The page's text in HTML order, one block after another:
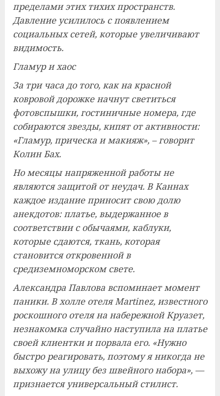
пределами этих тихих пространств.
Давление усилилось с появлением
социальных сетей, которые увеличивают
видимость.
Гламур и хаос
За три часа до того, как на красной
ковровой дорожке начнут светиться
фотовспышки, гостиничные номера, где
собираются звезды, кипят от активности:
«Гламур, прическа и макияж», – говорит
Колин Бах.
Но месяцы напряженной работы не
являются защитой от неудач. В Каннах
каждое издание приносит свою долю
анекдотов: платье, выдержанное в
соответствии с обычаями, каблуки,
которые сдаются, ткань, которая
становится откровенной в
средиземноморском свете.
Александра Павлова вспоминает момент
паники. В холле отеля Martinez, известного
роскошного отеля на набережной Круазет,
незнакомка случайно наступила на платье
своей клиентки и порвала его. «Нужно
быстро реагировать, поэтому я никогда не
выхожу на улицу без швейного набора», —
признается универсальный стилист.